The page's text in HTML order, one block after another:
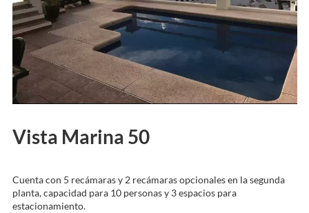
Vista Marina 50
Cuenta con 5 recámaras y 2 recámaras opcionales en la segunda
planta, capacidad para 10 personas y 3 espacios para
estacionamiento.